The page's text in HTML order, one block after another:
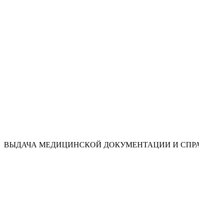
ВЫДАЧА МЕДИЦИНСКОЙ ДОКУМЕНТАЦИИ И